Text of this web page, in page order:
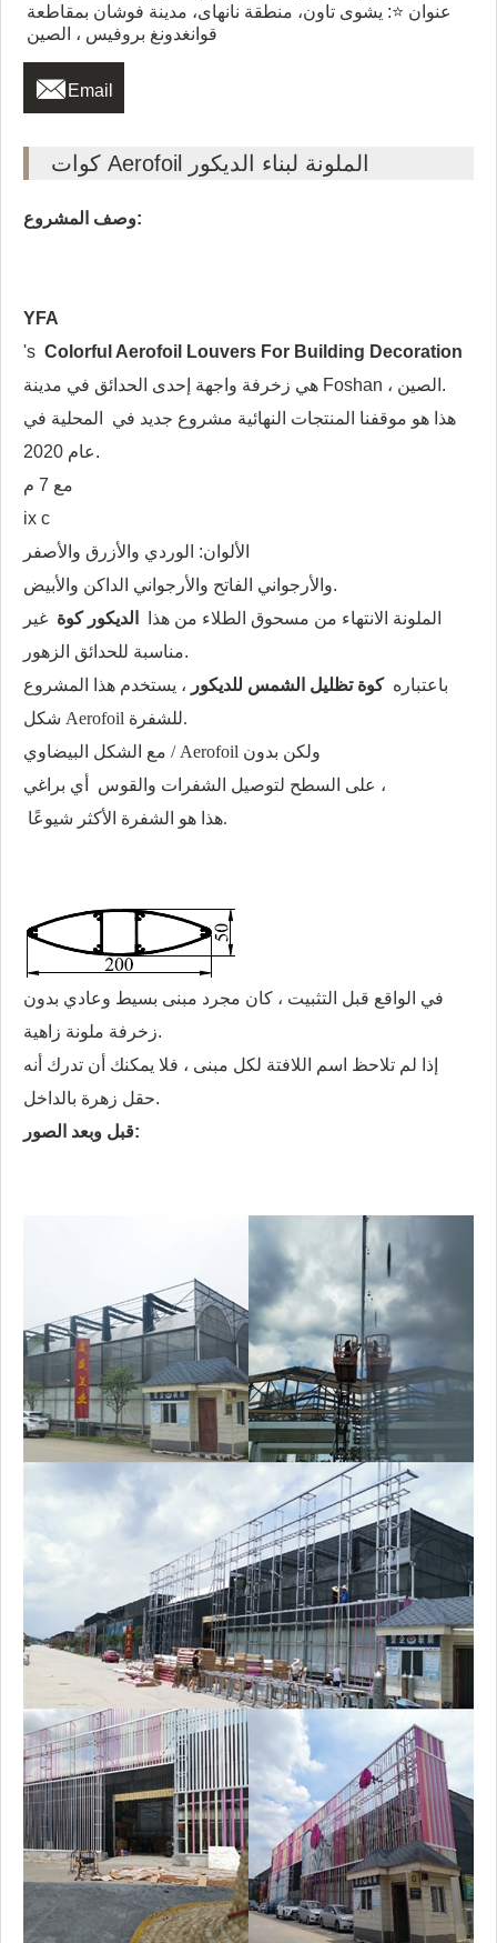
عنوان ⭐: يشوى تاون، منطقة نانهاى، مدينة فوشان بمقاطعة
قوانغدونغ بروفيس ، الصين
 Email
كوات Aerofoil الملونة لبناء الديكور
وصف المشروع:
YFA
's Colorful Aerofoil Louvers For Building Decoration
هي زخرفة واجهة إحدى الحدائق في مدينة Foshan ، الصين.
هذا هو موقفنا المنتجات النهائية مشروع جديد في
المحلية في
عام 2020.
مع 7 م
ix c
الألوان: الوردي والأزرق والأصفر
والأرجواني الفاتح والأرجواني الداكن والأبيض.
الملونة الانتهاء من مسحوق الطلاء من هذا
الديكور كوة غير
مناسبة للحدائق الزهور.
باعتبارهكوة تظليل الشمس للديكور ، يستخدم هذا المشروع
شكل Aerofoil للشفرة.
مع الشكل البيضاوي / Aerofoil ولكن بدون
على السطح لتوصيل الشفرات والقوس ،
هذا هو الشفرة الأكثر شيوعًا.
في الواقع قبل التثبيت ، كان مجرد مبنى بسيط وعادي بدون
زخرفة ملونة زاهية.
إذا لم تلاحظ اسم اللافتة لكل مبنى ، فلا يمكنك أن تدرك أنه
حقل زهرة بالداخل.
قبل وبعد الصور: